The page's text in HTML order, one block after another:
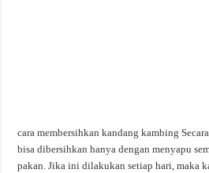
cara membersihkan kandang kambing
bisa dibersihkan hanya dengan menyapu
pakan. Jika ini dilakukan setiap hari, maka